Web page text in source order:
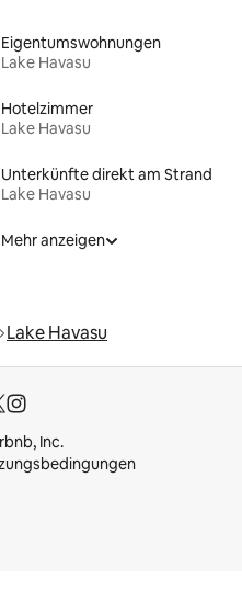
Eigentumswohnungen
Lake Havasu
Hotelzimmer
Lake Havasu
Unterkünfte direkt am Strand
Lake Havasu
Mehr anzeigen
Lake Havasu
Inc.